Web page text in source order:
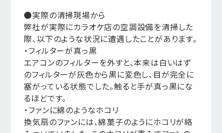
●実際の清掃現場から
弊社が実際にカラオケ店の空調設備を清掃した
際、以下のような状況に遭遇したことがあります。
・フィルターが真っ黒
エアコンのフィルターを外すと、本来は白いはず
のフィルターが灰色から黒に変色し、目が完全に
塞がっている状態でした。触ると手が真っ黒にな
るほどです。
・ファンに綿のようなホコリ
換気扇のファンには、綿菓子のようにホコリが絡